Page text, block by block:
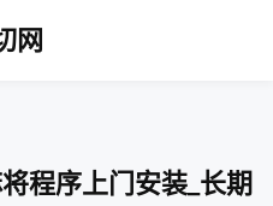
网
程序上门安装_长期